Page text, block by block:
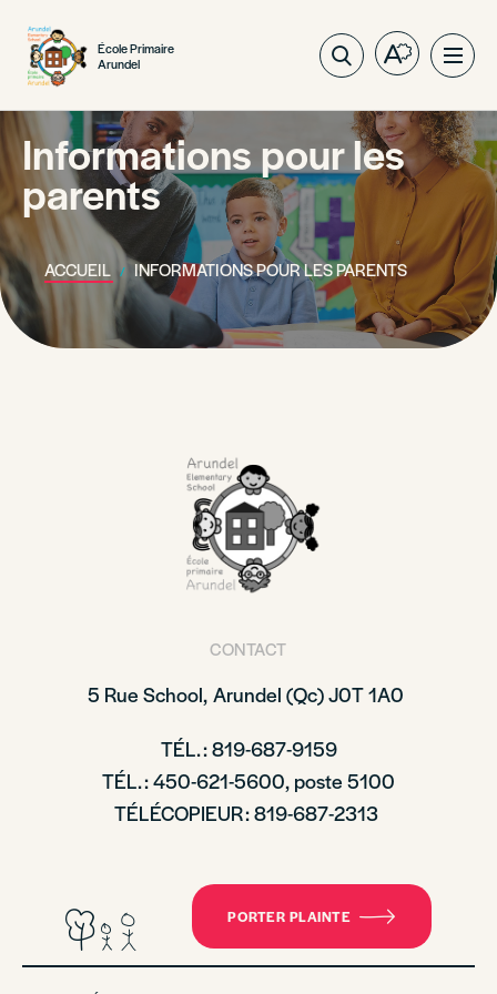
École Primaire
Arundel
Ouvrez
barre
d'outilsdu
site
Informations pour les
parents
ACCUEIL INFORMATIONS POUR LES PARENTS
CONTACT
5 Rue School, Arundel (Qc)J0T 1A0
TÉL. : 819-687-9159
TÉL. : 450-621-5600, poste 5100
TÉLÉCOPIEUR : 819-687-2313
PORTER PLAINTE